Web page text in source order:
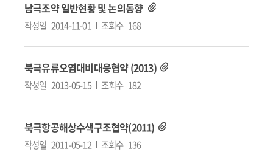
남극조약 일반현황 및 논의동향
작성일 2014-11-01 조회수 168
북극유류오염대비대응협약 (2013)
작성일 2013-05-15 조회수 182
북극항공해상수색구조협약(2011)
작성일 2011-05-12 조회수 136